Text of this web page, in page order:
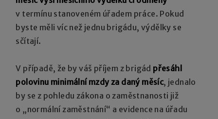
v termínu stanoveném úřadem práce. Pokud
byste měli víc než jednu brigádu, výdělky se
sčítají.
V případě, že by váš příjem z brigád přesáhl
polovinu minimální mzdy za daný měsíc, jednalo
by se z pohledu zákona o zaměstnanosti již
o „normální zaměstnání“ a evidence na úřadu